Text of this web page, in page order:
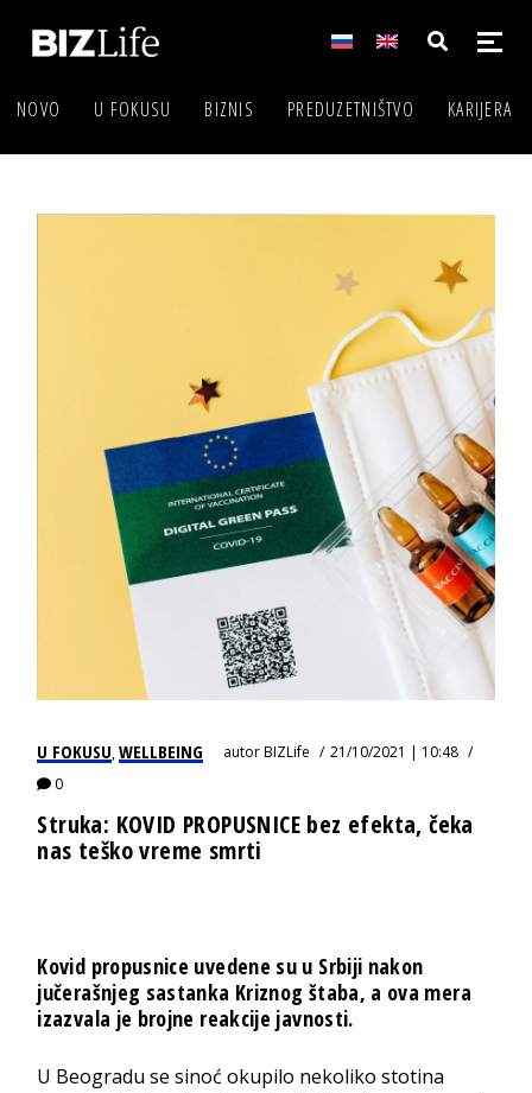
NOVO U FOKUSU BIZNIS PREDUZETNIŠTVO KARIJERA
U FOKUSU,WELLBEING autorBIZLife
21/10/2021 | 10:48
0
Struka: KOVID PROPUSNICE bez efekta, čeka
nas teško vreme smrti
Kovid propusnice uvedene su u Srbiji nakon
jučerašnjeg sastanka Kriznog štaba, a ova mera
izazvala je brojne reakcije javnosti.
U Beogradu se sinoć okupilo nekoliko stotina